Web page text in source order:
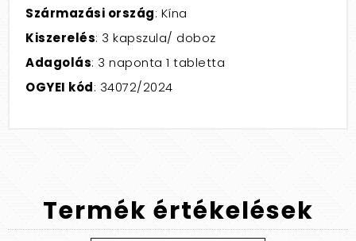
Származási ország: Kína
Kiszerelés: 3 kapszula/ doboz
Adagolás: 3 naponta 1 tabletta
OGYEI kód: 34072/2024
Termék értékelések